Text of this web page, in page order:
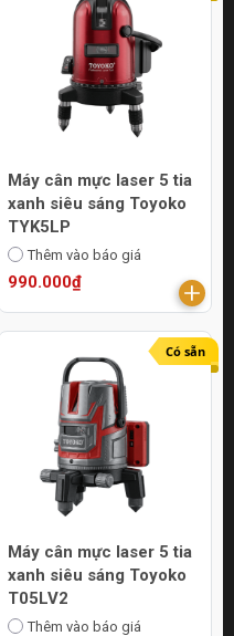
Máy cân mực laser 5 tia
xanh siêu sáng Toyoko
TYK5LP
Thêm vào báo giá
990.000₫
Có sẵn
Máy cân mực laser 5 tia
xanh siêu sáng Toyoko
T05LV2
Thêm vào báo giá